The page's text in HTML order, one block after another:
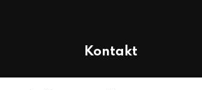
Kontakt